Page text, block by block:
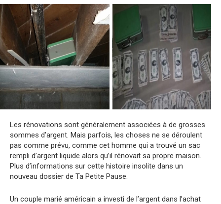
Les rénovations sont généralement associées à de grosses
sommes d’argent. Mais parfois, les choses ne se déroulent
pas comme prévu, comme cet homme qui a trouvé un sac
rempli d’argent liquide alors qu’il rénovait sa propre maison.
Plus d’informations sur cette histoire insolite dans un
nouveau dossier de Ta Petite Pause.
Un couple marié américain a investi de l’argent dans l’achat